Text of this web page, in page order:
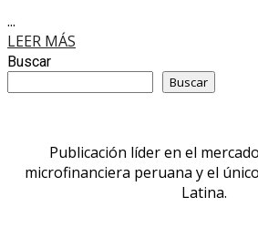
...
LEER MÁS
Buscar
Buscar
Publicación líder en el
microfinanciera peruana y el
Latina.